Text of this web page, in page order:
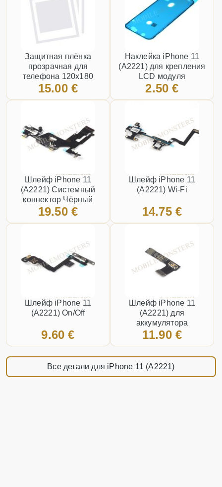
Защитная плёнка
прозрачная для
телефона 120x180
15.00 €
Наклейка iPhone 11
(A2221) для крепления
LCD модуля
2.50 €
Шлейф iPhone 11
(A2221) Системный
коннектор Чёрный
19.50 €
Шлейф iPhone 11
(A2221) Wi-Fi
14.75 €
Шлейф iPhone 11
(A2221) On/Off
9.60 €
Шлейф iPhone 11
(A2221) для
аккумулятора
11.90 €
Все детали для iPhone 11 (A2221)